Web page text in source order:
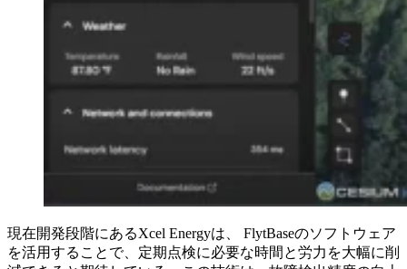
現在開発段階にあるXcel Energyは、 FlytBaseのソフトウェア
を活用することで、定期点検に必要な時間と労力を大幅に削